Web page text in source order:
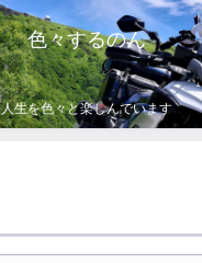
色々するのん
人生を色々と楽しんでいます